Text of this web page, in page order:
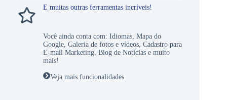
E muitas outras ferramentas incríveis!
Você ainda conta com: Idiomas Mapa do
Google Galeria de fotos e vídeos Cadastro para
E-mail Marketing Blog de Notícias e muito
mais!
Veja mais funcionalidades